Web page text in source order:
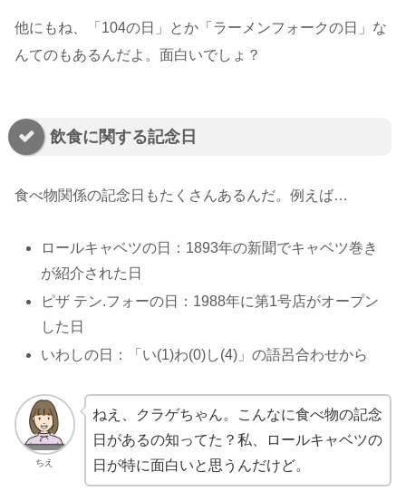
他にもね、「104の日」とか「ラーメンフォークの日」な
んてのもあるんだよ。面白いでしょ？
飲食に関する記念日
食べ物関係の記念日もたくさんあるんだ。例えば…
ロールキャベツの日：1893年の新聞でキャベツ巻き
が紹介された日
ピザ テン.フォーの日：1988年に第1号店がオープン
した日
いわしの日：「い(1)わ(0)し(4)」の語呂合わせから
ちえ
ねえ、クラゲちゃん。こんなに食べ物の記念
日があるの知ってた？私、ロールキャベツの
日が特に面白いと思うんだけど。